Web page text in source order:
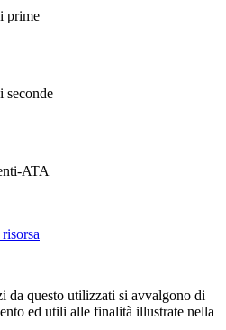
prime
seconde
ATA
da questo utilizzati si avvalgono di
ed utili alle finalità illustrate nella